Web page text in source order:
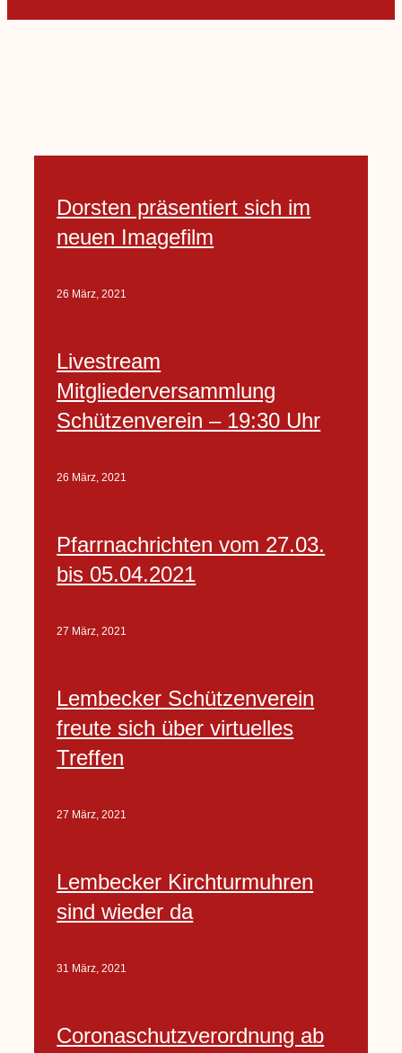
Dorsten präsentiert sich im
neuen Imagefilm
26 März, 2021
Livestream
Mitgliederversammlung
Schützenverein – 19:30 Uhr
26 März, 2021
Pfarrnachrichten vom 27.03.
bis 05.04.2021
27 März, 2021
Lembecker Schützenverein
freute sich über virtuelles
Treffen
27 März, 2021
Lembecker Kirchturmuhren
sind wieder da
31 März, 2021
Coronaschutzverordnung ab